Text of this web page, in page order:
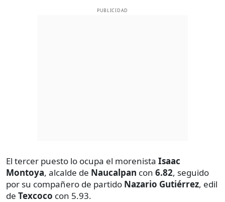
PUBLICIDAD
El tercer puesto lo ocupa el morenista Isaac
Montoya, alcalde de Naucalpan con 6.82, seguido
por su compañero de partido Nazario Gutiérrez, edil
de Texcoco con 5.93.